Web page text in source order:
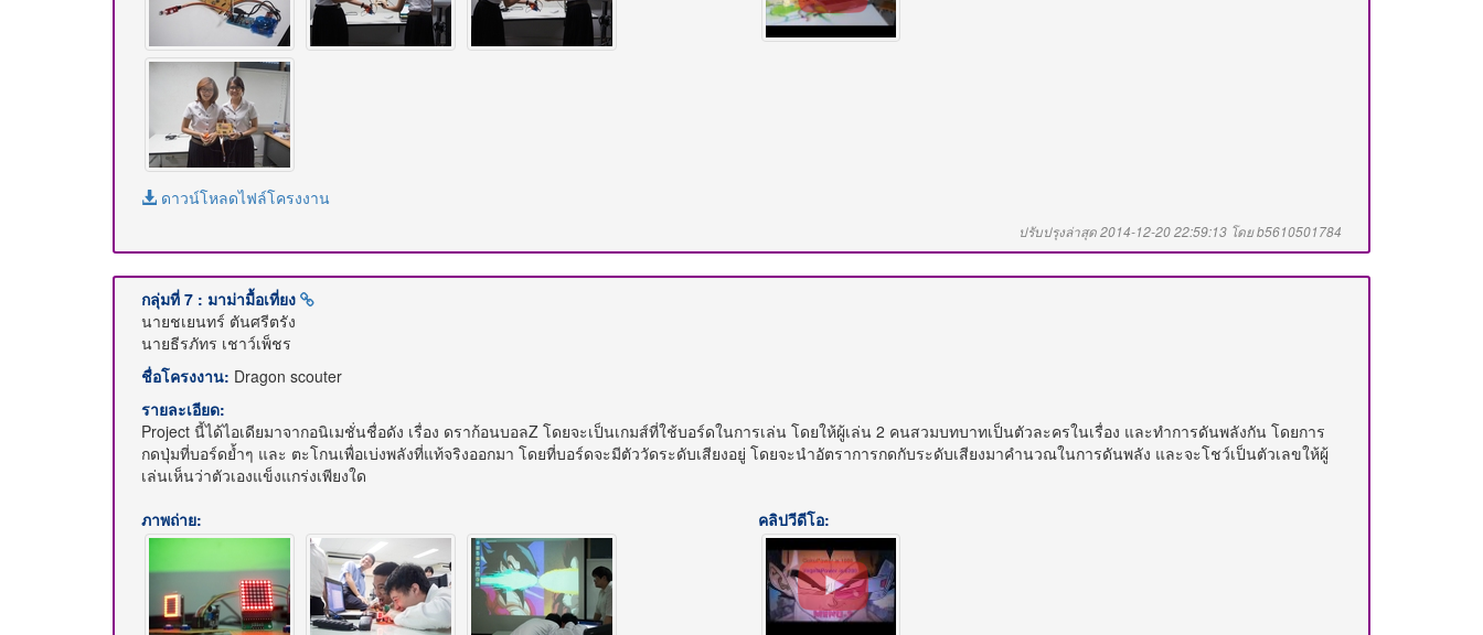
ดาวน์โหลดไฟล์โครงงาน
ปรับปรุงล่าสุด 2014-12-20 22:59:13 โดย b5610501784
กลุ่มที่ 7 : มาม่ามื้อเที่ยง
นายชเยนทร์ ตันศรีตรัง
นายธีรภัทร เชาว์เพ็ชร
ชื่อโครงงาน: Dragon scouter
รายละเอียด:
Project นี้ได้ไอเดียมาจากอนิเมชั่นชื่อดัง เรื่อง ดราก้อนบอลZ โดยจะเป็นเกมส์ที่ใช้บอร์ดในการเล่น โดยให้ผู้เล่น 2 คนสวมบทบาทเป็นตัวละครในเรื่อง และทำการดันพลังกัน โดยการ
กดปุ่มที่บอร์ดย้ำๆ และ ตะโกนเพื่อเบ่งพลังที่แท้จริงออกมา โดยที่บอร์ดจะมีตัววัดระดับเสียงอยู่ โดยจะนำอัตราการกดกับระดับเสียงมาคำนวณในการดันพลัง และจะโชว์เป็นตัวเลขให้ผู้
เล่นเห็นว่าตัวเองแข็งแกร่งเพียงใด
ภาพถ่าย:
คลิปวีดีโอ: